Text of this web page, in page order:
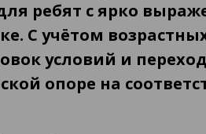
ребят с ярко
С учётом
условий и
опоре на